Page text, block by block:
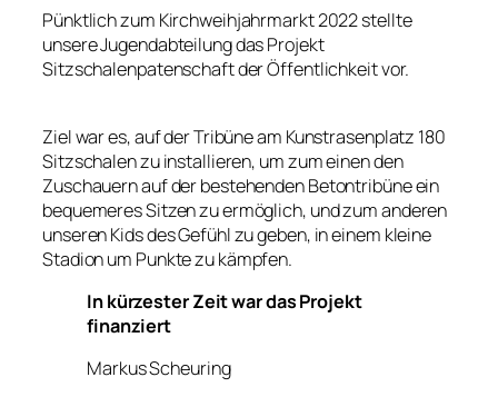
Pünktlich zum Kirchweihjahrmarkt 2022 stellte
unsere Jugendabteilung das Projekt
Sitzschalenpatenschaft der Öffentlichkeit vor.
Ziel war es, auf der Tribüne am Kunstrasenplatz 180
Sitzschalen zu installieren, um zum einen den
Zuschauern auf der bestehenden Betontribüne ein
bequemeres Sitzen zu ermöglich, und zum anderen
unseren Kids des Gefühl zu geben, in einem kleine
Stadion um Punkte zu kämpfen.
In kürzester Zeit war das Projekt
finanziert
Markus Scheuring